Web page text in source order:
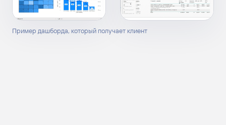
Пример дашборда, который получает клиент